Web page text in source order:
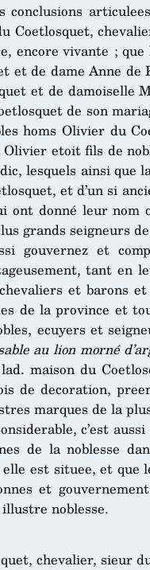
conclusions
Coetlosquet,
encore vivante ;
et de dame Anne
et de damoiselle
de son
homs Olivier du
etoit fils de
lesquels ainsi
et d’un si
ont donné leur
grands seigneurs
gouvernez et
tant en
et barons
de la province et
ecuyers et
au lion morné
maison du
de decoration,
marques de la
c’est
de la noblesse
est situee, et que
et
noblesse.
chevalier, sieur